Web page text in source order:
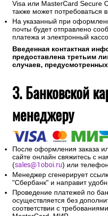
Visa или MasterCard Secure
также может потребоваться
На указанный при
почты будет отправлено
платежа и электронный
Введенная контактная
предоставлена третьим
случаев,
3. Банковской
менеджеру
После оформления заказа
сайте онлайн свяжитесь с
(sales@1oboi.ru) или
Менеджер сгенерирует
"Сбербанк" и направит
Проведение платежей по
осуществляется без
соответствии с